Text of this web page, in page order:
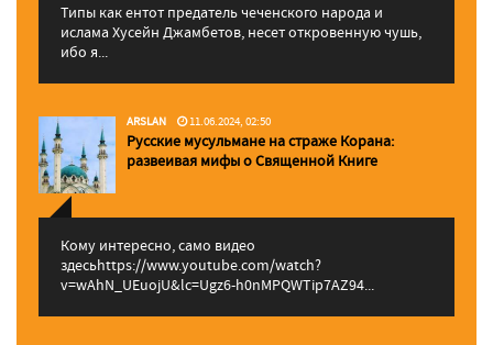
Типы как ентот предатель чеченского народа и
ислама Хусейн Джамбетов, несет откровенную чушь,
ибо я...
ARSLAN 11.06.2024, 02:50
Русские мусульмане на страже Корана:
pазвеивая мифы о Священной Книге
Кому интересно, само видео
здесьhttps://www.youtube.com/watch?
v=wAhN_UEuojU&lc=Ugz6-h0nMPQWTip7AZ94...